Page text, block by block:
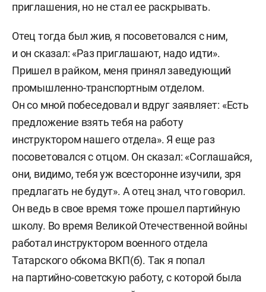
приглашения, но не стал ее раскрывать.
Отец тогда был жив, я посоветовался с ним,
и он сказал: «Раз приглашают, надо идти».
Пришел в райком, меня принял заведующий
промышленно-транспортным отделом.
Он со мной побеседовал и вдруг заявляет: «Есть
предложение взять тебя на работу
инструктором нашего отдела». Я еще раз
посоветовался с отцом. Он сказал: «Соглашайся,
они, видимо, тебя уж всесторонне изучили, зря
предлагать не будут». А отец знал, что говорил.
Он ведь в свое время тоже прошел партийную
школу. Во время Великой Отечественной войны
работал инструктором военного отдела
Татарского обкома ВКП(б). Так я попал
на партийно-советскую работу, с которой была